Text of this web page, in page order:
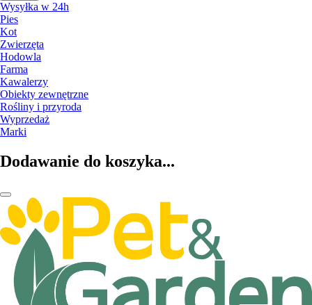
Wysyłka w 24h
Pies
Kot
Zwierzęta
Hodowla
Farma
Kawalerzy
Obiekty zewnętrzne
Rośliny i przyroda
Wyprzedaż
Marki
Dodawanie do koszyka...